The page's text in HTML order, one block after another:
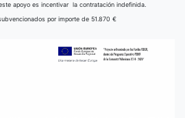
apoyo es incentivar la contratación indefinida.
por importe de 51.870 €